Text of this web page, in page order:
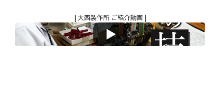
| 大西製作所 ご紹介動画 |